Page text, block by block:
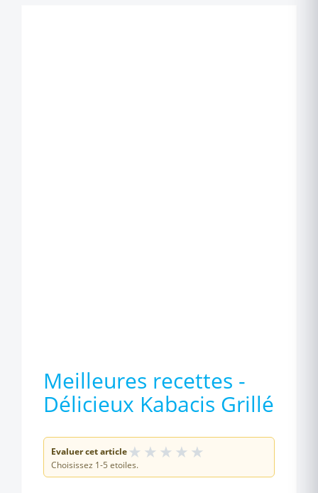
Meilleures recettes -
Délicieux Kabacis Grillé
Evaluer cet article★ ★ ★ ★ ★
Choisissez 1-5 etoiles.